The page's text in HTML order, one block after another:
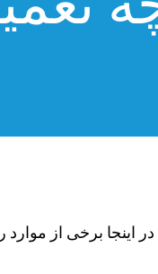
برخی از موارد